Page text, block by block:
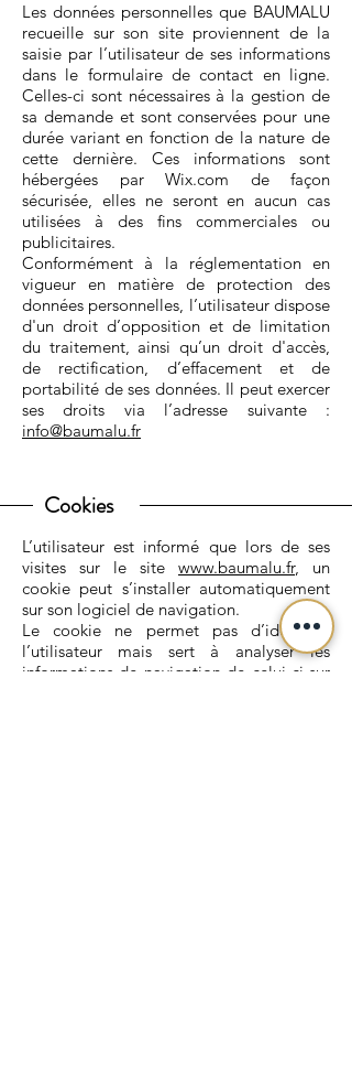
Les données personnelles que BAUMALU
recueille sur son site proviennent de la
saisie par l’utilisateur de ses informations
dans le formulaire de contact en ligne.
Celles-ci sont nécessaires à la gestion de
sa demande et sont conservées pour une
durée variant en fonction de la nature de
cette dernière. Ces informations sont
hébergées par Wix.com de façon
sécurisée, elles ne seront en aucun cas
utilisées à des fins commerciales ou
publicitaires.
Conformément à la réglementation en
vigueur en matière de protection des
données personnelles, l’utilisateur dispose
d'un droit d’opposition et de limitation
du traitement, ainsi qu’un droit d'accès,
de rectification, d’effacement et de
portabilité de ses données. Il peut exercer
ses droits via l’adresse suivante :
info@baumalu.fr
Cookies
L’utilisateur est informé que lors de ses
visites sur le site www.baumalu.fr, un
cookie peut s’installer automatiquement
sur son logiciel de navigation.
Le cookie ne permet pas d’identifier
l’utilisateur mais sert à analyser les
informations de navigation de celui-ci sur